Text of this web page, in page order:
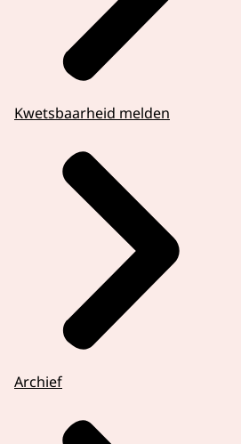
Kwetsbaarheid melden
Archief